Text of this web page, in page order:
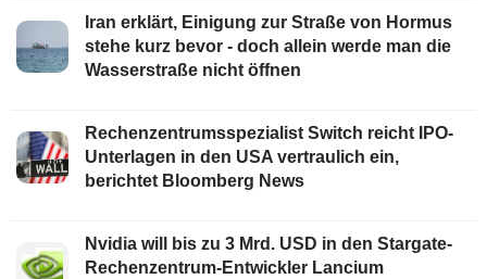
Iran erklärt, Einigung zur Straße von Hormus
stehe kurz bevor - doch allein werde man die
Wasserstraße nicht öffnen
Rechenzentrumsspezialist Switch reicht IPO-
Unterlagen in den USA vertraulich ein,
berichtet Bloomberg News
Nvidia will bis zu 3 Mrd. USD in den Stargate-
Rechenzentrum-Entwickler Lancium